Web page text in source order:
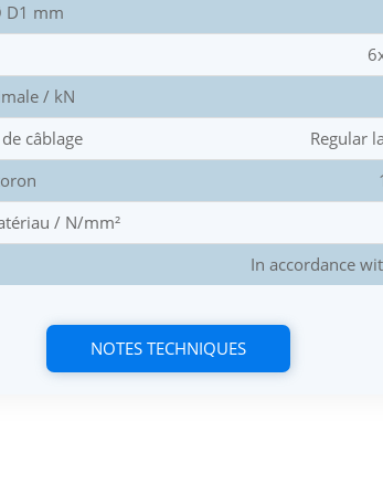
D1 mm
/ kN
câblage
Regular
/ N/mm²
In accordance
NOTES TECHNIQUES